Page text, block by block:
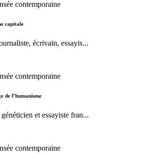
contemporaine
capitale
écrivain, essayis...
contemporaine
de l’humanisme
et essayiste fran...
contemporaine